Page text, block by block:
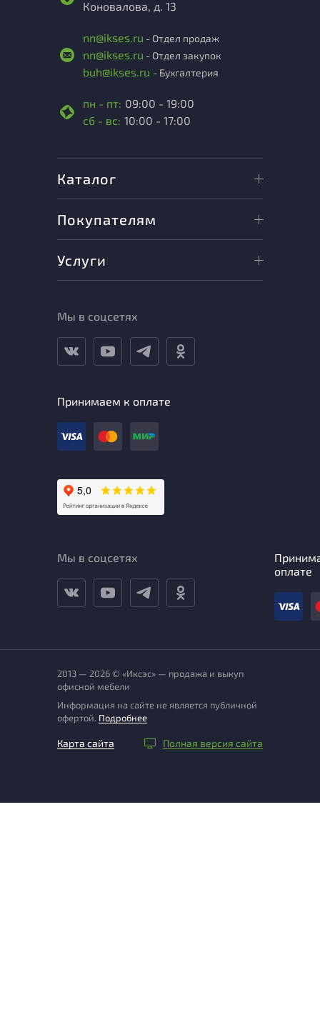
Коновалова, д. 13
nn@ikses.ru - Отдел продаж
nn@ikses.ru - Отдел закупок
buh@ikses.ru - Бухгалтерия
пн - пт: 09:00 - 19:00
сб - вс: 10:00 - 17:00
Каталог
Покупателям
Услуги
Мы в соцсетях
Принимаем к оплате
Мы в соцсетях
оплате
2013 — 2026 © «Иксэс» — продажа и выкуп
офисной мебели
Информация на сайте не является публичной
офертой. Подробнее
Карта сайта Полная версия сайта